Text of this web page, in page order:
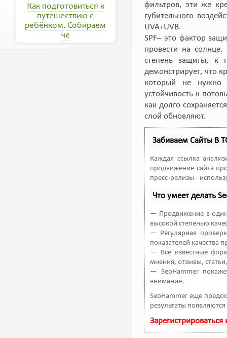
Как подготовиться к
путешествию с
ребёнком. Собираем
че
фильтров, эти же
губительного
UVA+UVB.
SPF– это фактор
провести на
степень защиты, к
демонстрирует, что
который не нужно
устойчивость к
как долго
слой обновляют.
Забиваем Сайты В
Каждая ссылка
продвижение сайта
пресс-релизы -
Что умеет делать
— Продвижение в один
высокой степенью
— Регулярная
показателей качества
— Все известные
мнения, отзывы,
— SeoHammer
внимание.
SeoHammer еще
результаты